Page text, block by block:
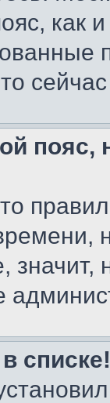
как
пояс,
значит,
списке!